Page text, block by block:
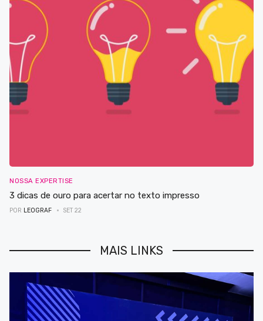
NOSSA EXPERTISE
3 dicas de ouro para acertar no texto impresso
POR LEOGRAF SET 22
MAIS LINKS